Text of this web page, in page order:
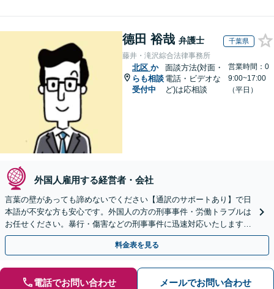
德田 裕哉 弁護士 千葉県
藤井・滝沢綜合法律事務所
北区 か
らも相談
受付中
面談方法(対面・
電話・ビデオな
ど)は応相談
営業時間：0
9:00~17:00
（平日）
外国人雇用する経営者・会社
言葉の壁があっても諦めないでください【通訳のサポートあり】で日
本語が不安な方も安心です。外国人の方の刑事事件・労働トラブルは
お任せください。暴行・傷害などの刑事事件に迅速対応いたします。
【事前予約で休日・夜間面談可】
料金表を見る
電話でお問い合わせ メールでお問い合わせ